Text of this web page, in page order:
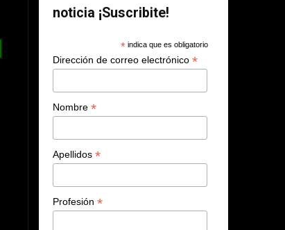
noticia ¡Suscribite!
*indica que es obligatorio
Dirección de correo electrónico*
Nombre*
Apellidos*
Profesión*